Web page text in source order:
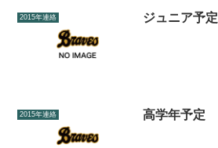
2015年連絡 ジュニア予定
2015年連絡 高学年予定